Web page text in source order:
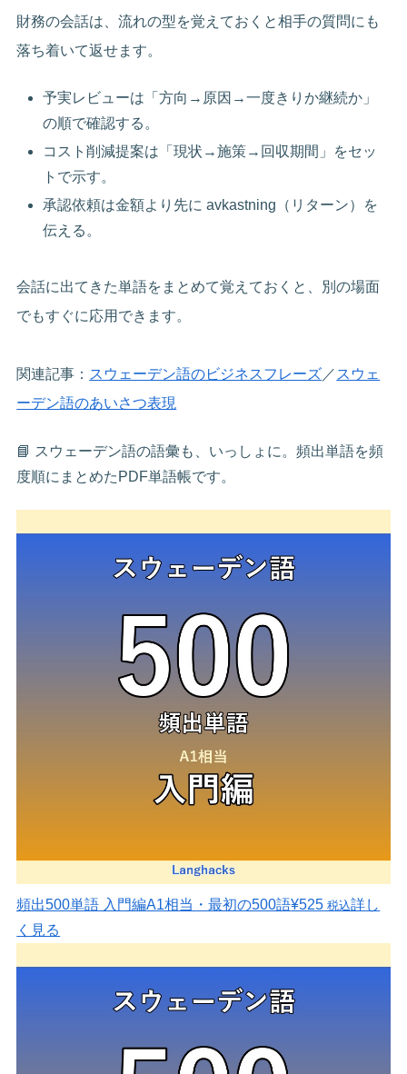
財務の会話は、流れの型を覚えておくと相手の質問にも
落ち着いて返せます。
予実レビューは「方向→原因→一度きりか継続か」
の順で確認する。
コスト削減提案は「現状→施策→回収期間」をセッ
トで示す。
承認依頼は金額より先に avkastning（リターン）を
伝える。
会話に出てきた単語をまとめて覚えておくと、別の場面
でもすぐに応用できます。
関連記事： スウェーデン語のビジネスフレーズ ／スウェ
ーデン語のあいさつ表現
📘 スウェーデン語の語彙も、いっしょに。頻出単語を頻
度順にまとめたPDF単語帳です。
頻出500単語 入門編A1相当・最初の500語¥525 税込詳し
く見る